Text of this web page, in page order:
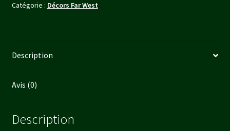
Catégorie : Décors Far West
Description
Avis (0)
Description